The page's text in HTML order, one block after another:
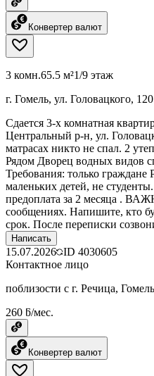
Конвертер валют
3 комн.65.5 м²1/9 этаж
г. Гомель, ул. Головацкого, 120
Сдается 3-х комнатная
Центральный р-н, ул.
матрасах никто не спал. 2
Рядом Дворец водных видов
Требования: только граждане
маленьких детей, не
предоплата за 2 месяца .
сообщениях. Напишите, кто
срок. После переписки
Написать
15.07.2026 ID 4030605
Контактное лицо
поблизости с г. Речица,
260 ƃ/мес.
Конвертер валют